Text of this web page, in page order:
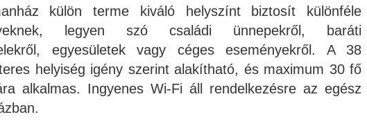
külön terme kiváló helyszínt biztosít különféle
legyen szó családi ünnepekről, baráti
egyesületek vagy céges eseményekről. A 38
helyiség igény szerint alakítható, és maximum 30 fő
alkalmas. Ingyenes Wi-Fi áll rendelkezésre az egész